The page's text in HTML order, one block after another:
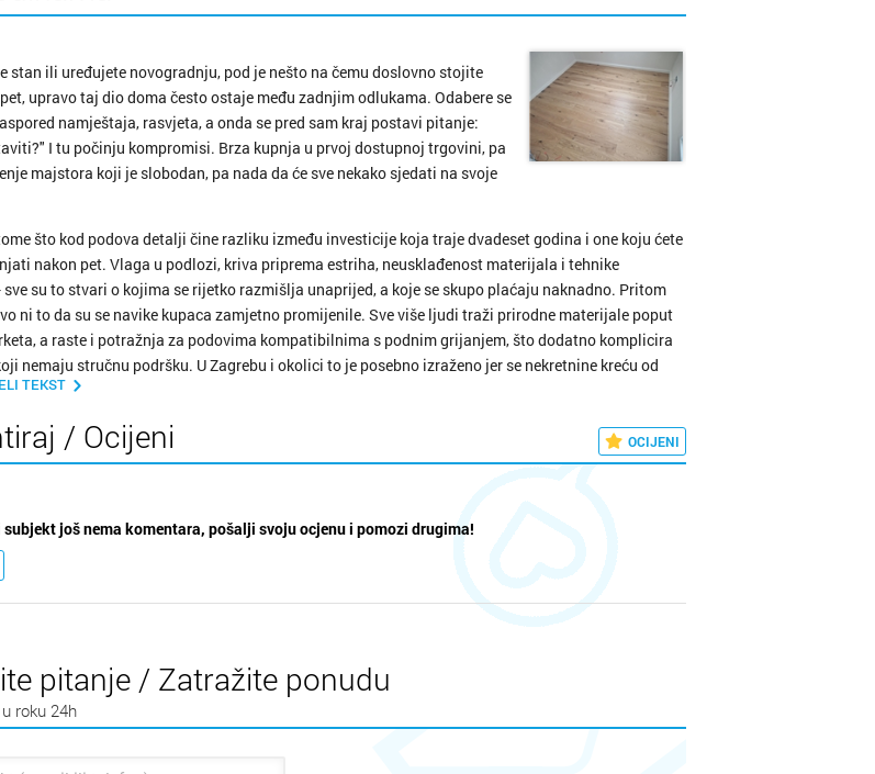
stan ili uređujete novogradnju, pod je nešto na čemu doslovno stojite
upravo taj dio doma često ostaje među zadnjim odlukama. Odabere se
namještaja, rasvjeta, a onda se pred sam kraj postavi pitanje:
I tu počinju kompromisi. Brza kupnja u prvoj dostupnoj trgovini, pa
majstora koji je slobodan, pa nada da će sve nekako sjedati na svoje
što kod podova detalji čine razliku između investicije koja traje dvadeset godina i one koju ćete
nakon pet. Vlaga u podlozi, kriva priprema estriha, neusklađenost materijala i tehnike
su to stvari o kojima se rijetko razmišlja unaprijed, a koje se skupo plaćaju naknadno. Pritom
ni to da su se navike kupaca zamjetno promijenile. Sve više ljudi traži prirodne materijale poput
a raste i potražnja za podovima kompatibilnima s podnim grijanjem, što dodatno komplicira
nemaju stručnu podršku. U Zagrebu i okolici to je posebno izraženo jer se nekretnine kreću od
stanova s vlastitim specifičnostima do modernih novogradnji koje zahtijevaju potpuno
na 24sata.hr
TEKST
/ Ocijeni OCIJENI
još nema komentara, pošalji svoju ocjenu i pomozi drugima!
pitanje / Zatražite ponudu
roku 24h